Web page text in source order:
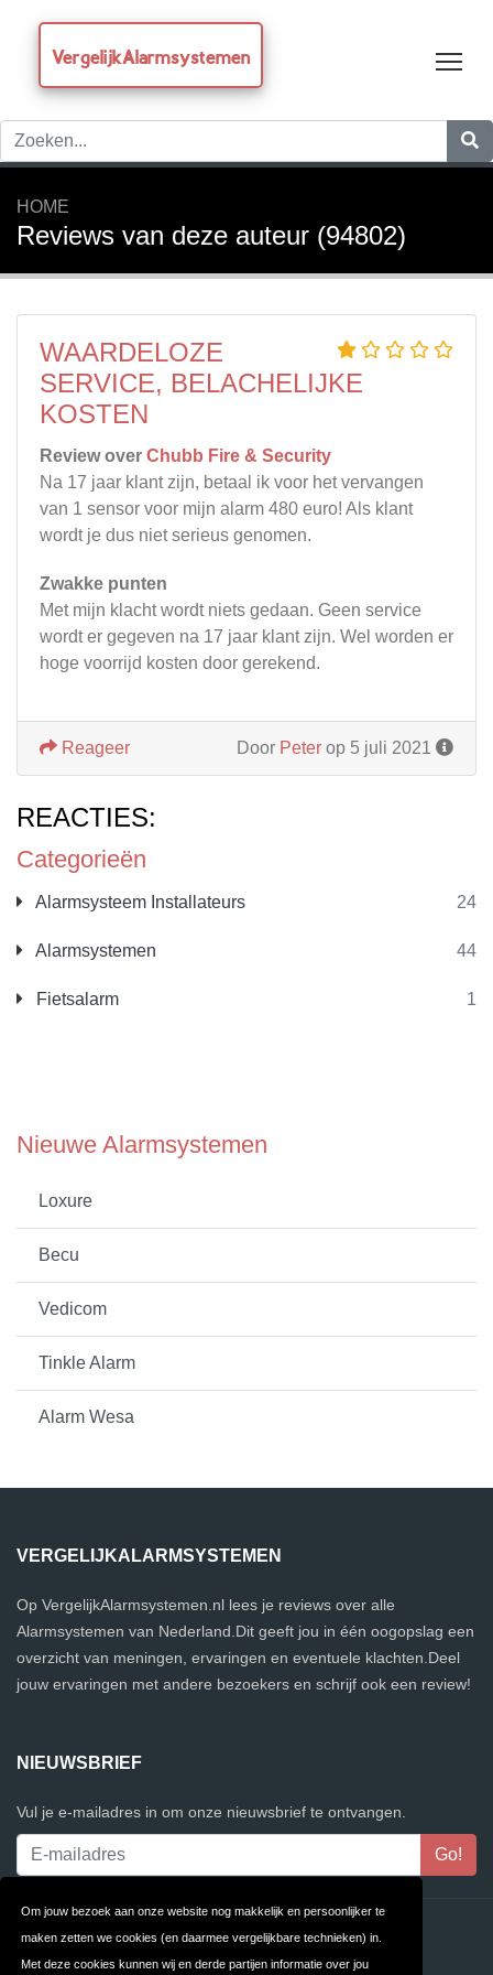
Om jouw bezoek aan onze website nog makkelijk en persoonlijker te
maken zetten we cookies (en daarmee vergelijkbare technieken) in.
Met deze cookies kunnen wij en derde partijen informatie over jou
VergelijkAlarmsystemen
HOME
Reviews van deze auteur (94802)
Categorieën
Alarmsysteem Installateurs 24
Alarmsystemen 44
Fietsalarm 1
Nieuwe Alarmsystemen
Loxure
Becu
Vedicom
Tinkle Alarm
Alarm Wesa
WAARDELOZE
SERVICE, BELACHELIJKE
KOSTEN
Review over Chubb Fire & Security
Na 17 jaar klant zijn, betaal ik voor het vervangen
van 1 sensor voor mijn alarm 480 euro! Als klant
wordt je dus niet serieus genomen.
Zwakke punten
Met mijn klacht wordt niets gedaan. Geen service
wordt er gegeven na 17 jaar klant zijn. Wel worden er
hoge voorrijd kosten door gerekend.
Door Peter op 5 juli 2021
Reageer
REACTIES:
VERGELIJKALARMSYSTEMEN
Op VergelijkAlarmsystemen.nl lees je reviews over alle
Alarmsystemen van Nederland.Dit geeft jou in één oogopslag een
overzicht van meningen, ervaringen en eventuele klachten.Deel
jouw ervaringen met andere bezoekers en schrijf ook een review!
NIEUWSBRIEF
Vul je e-mailadres in om onze nieuwsbrief te ontvangen.
Contact Privacy
Algemene FAQ